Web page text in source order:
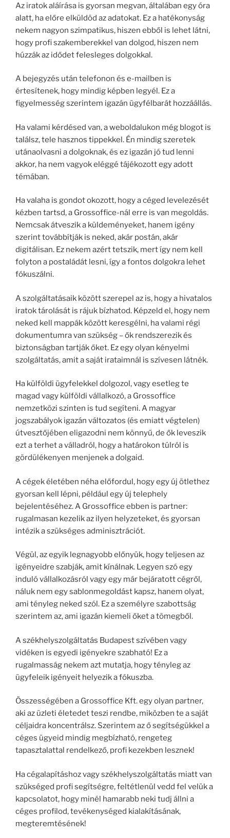
Az iratok aláírása is gyorsan megvan, általában egy óra
alatt, ha előre elküldöd az adatokat. Ez a hatékonyság
nekem nagyon szimpatikus, hiszen ebből is lehet látni,
hogy profi szakemberekkel van dolgod, hiszen nem
húzzák az idődet felesleges dolgokkal.
A bejegyzés után telefonon és e-mailben is
értesítenek, hogy mindig képben legyél. Ez a
figyelmesség szerintem igazán ügyfélbarát hozzáállás.
Ha valami kérdésed van, a weboldalukon még blogot is
találsz, tele hasznos tippekkel. Én mindig szeretek
utánaolvasni a dolgoknak, és ez igazán jó tud lenni
akkor, ha nem vagyok eléggé tájékozott egy adott
témában.
Ha valaha is gondot okozott, hogy a céged levelezését
kézben tartsd, a Grossoffice-nál erre is van megoldás.
Nemcsak átveszik a küldeményeket, hanem igény
szerint továbbítják is neked, akár postán, akár
digitálisan. Ez nekem azért tetszik, mert így nem kell
folyton a postaládát lesni, így a fontos dolgokra lehet
fókuszálni.
A szolgáltatásaik között szerepel az is, hogy a hivatalos
iratok tárolását is rájuk bízhatod. Képzeld el, hogy nem
neked kell mappák között keresgélni, ha valami régi
dokumentumra van szükség – ők rendszerezik és
biztonságban tartják őket. Ez egy olyan kényelmi
szolgáltatás, amit a saját irataimnál is szívesen látnék.
Ha külföldi ügyfelekkel dolgozol, vagy esetleg te
magad vagy külföldi vállalkozó, a Grossoffice
nemzetközi szinten is tud segíteni. A magyar
jogszabályok igazán változatos (és emiatt végtelen)
útvesztőjében eligazodni nem könnyű, de ők leveszik
ezt a terhet a válladról, hogy a határokon túlról is
gördülékenyen menjenek a dolgaid.
A cégek életében néha előfordul, hogy egy új ötlethez
gyorsan kell lépni, például egy új telephely
bejelentéséhez. A Grossoffice ebben is partner:
rugalmasan kezelik az ilyen helyzeteket, és gyorsan
intézik a szükséges adminisztrációt.
Végül, az egyik legnagyobb előnyük, hogy teljesen az
igényeidre szabják, amit kínálnak. Legyen szó egy
induló vállalkozásról vagy egy már bejáratott cégről,
náluk nem egy sablonmegoldást kapsz, hanem olyat,
ami tényleg neked szól. Ez a személyre szabottság
szerintem az, ami igazán kiemeli őket a tömegből.
A székhelyszolgáltatás Budapest szívében vagy
vidéken is egyedi igényekre szabható! Ez a
rugalmasság nekem azt mutatja, hogy tényleg az
ügyfeleik igényeit helyezik a fókuszba.
Összességében a Grossoffice Kft. egy olyan partner,
aki az üzleti életedet teszi rendbe, miközben te a saját
céljaidra koncentrálsz. Szerintem az ő segítségükkel a
céges ügyeid mindig megbízható, rengeteg
tapasztalattal rendelkező, profi kezekben lesznek!
Ha cégalapításhoz vagy székhelyszolgáltatás miatt van
szükséged profi segítségre, feltétlenül vedd fel velük a
kapcsolatot, hogy minél hamarabb neki tudj állni a
céges profilod, tevékenységed kialakításának,
megteremtésének!